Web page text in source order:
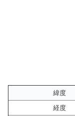
緯度
経度